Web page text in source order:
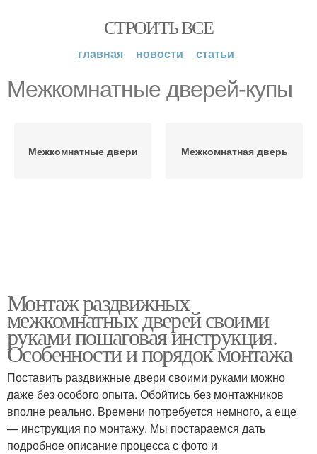
СТРОИТЬ ВСЕ
главная новости статьи
Межкомнатные дверей-купы
Межкомнатные двери Межкомнатная дверь
Монтаж раздвижных
межкомнатных дверей своими
руками пошаговая инструкция.
Особенности и порядок монтажа
Поставить раздвижные двери своими руками можно
даже без особого опыта. Обойтись без монтажников
вполне реально. Времени потребуется немного, а еще
— инструкция по монтажу. Мы постараемся дать
подробное описание процесса с фото и